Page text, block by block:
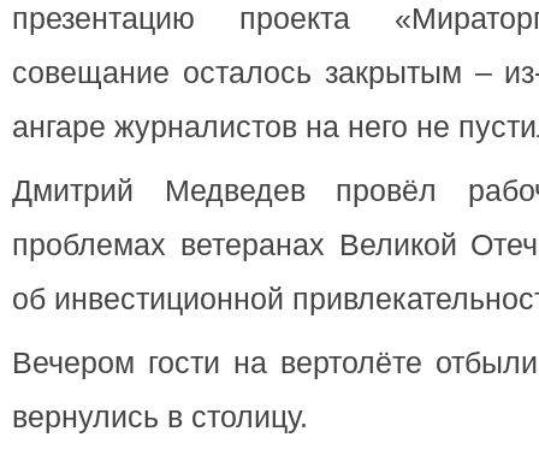
презентацию проекта
совещание осталось закрытым –
ангаре журналистов на него не
Дмитрий Медведев провёл
проблемах ветеранах Великой
об инвестиционной
Вечером гости на вертолёте
вернулись в столицу.